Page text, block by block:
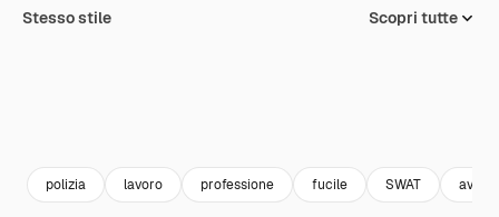
Stesso stile Scopri tutte
polizia lavoro professione fucile SWAT avatar